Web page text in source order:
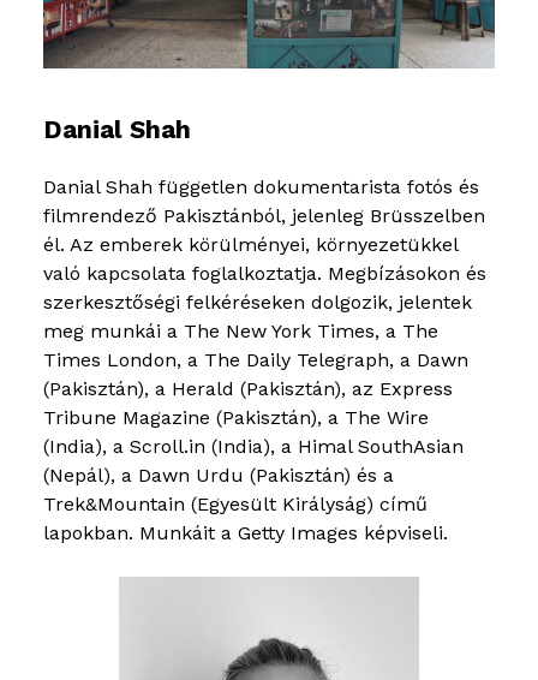
Danial Shah
Danial Shah független dokumentarista fotós és
filmrendező Pakisztánból, jelenleg Brüsszelben
él. Az emberek körülményei, környezetükkel
való kapcsolata foglalkoztatja. Megbízásokon és
szerkesztőségi felkéréseken dolgozik, jelentek
meg munkái a The New York Times, a The
Times London, a The Daily Telegraph, a Dawn
(Pakisztán), a Herald (Pakisztán), az Express
Tribune Magazine (Pakisztán), a The Wire
(India), a Scroll.in (India), a Himal SouthAsian
(Nepál), a Dawn Urdu (Pakisztán) és a
Trek&Mountain (Egyesült Királyság) című
lapokban. Munkáit a Getty Images képviseli.